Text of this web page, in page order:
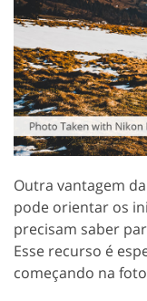
Outra vantagem
pode orientar os
precisam saber
Esse recurso é
começando na